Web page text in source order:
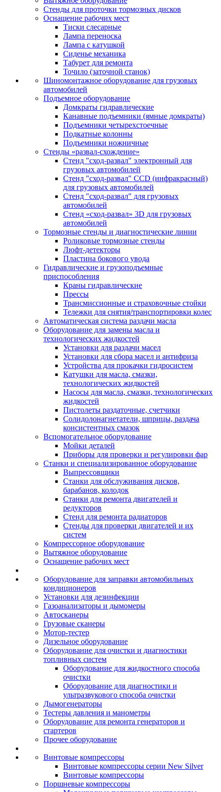
Стенды для проточки тормозных дисков
Оснащение рабочих мест
Тиски слесарные
Лампа переноска
Лампа с катушкой
Сиденье механика
Табурет для ремонта
Точило (заточной станок)
Шиномонтажное оборудование для грузовых
автомобилей
Подъемное оборудование
Домкраты гидравлические
Канавные подъемники (ямные домкраты)
Подъемники четырехстоечные
Подкатные колонны
Подъемники ножничные
Стенды «развал-схождение»
Стенд "сход-развал" электронный для
грузовых автомобилей
Стенд "сход-развал" CCD (инфракрасный)
для грузовых автомобилей
Стенд "сход-развал" для грузовых
автомобилей
Стенд «сход-развал» 3D для грузовых
автомобилей
Тормозные стенды и диагностические линии
Роликовые тормозные стенды
Люфт-детекторы
Пластина бокового увода
Гидравлические и грузоподъемные
приспособления
Краны гидравлические
Прессы
Трансмиссионные и страховочные стойки
Тележки для снятия/транспортировки колес
Автоматическая система раздачи масла
Оборудование для замены масла и
технологических жидкостей
Установки для раздачи масел
Установки для сбора масел и антифриза
Устройства для прокачки гидросистем
Катушки для масла, смазки,
технологических жидкостей
Насосы для масла, смазки, технологических
жидкостей
Пистолеты раздаточные, счетчики
Солидолонагнетатели, шприцы, раздача
консистентных смазок
Вспомогательное оборудование
Мойки деталей
Приборы для проверки и регулировки фар
Станки и специализированное оборудование
Выпрессовщики
Станки для обслуживания дисков,
барабанов, колодок
Станки для ремонта двигателей и
редукторов
Стенд для ремонта радиаторов
Стенды для проверки двигателей и их
систем
Компрессорное оборудование
Вытяжное оборудование
Оснащение рабочих мест
Оборудование для заправки автомобильных
кондиционеров
Установки для дезинфекции
Газоанализаторы и дымомеры
Автосканеры
Грузовые сканеры
Мотор-тестер
Дизельное оборудование
Оборудование для очистки и диагностики
топливных систем
Оборудование для жидкостного способа
очистки
Оборудование для диагностики и
ультразвукового способа очистки
Дымогенераторы
Тестеры давления и манометры
Оборудование для ремонта генераторов и
стартеров
Прочее оборудование
Винтовые компрессоры
Винтовые компрессоры серии New Silver
Винтовые компрессоры
Поршневые компрессоры